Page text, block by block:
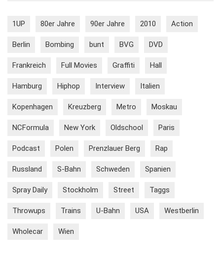
1UP 80er Jahre 90er Jahre 2010 Action
Berlin Bombing bunt BVG DVD
Frankreich Full Movies Graffiti Hall
Hamburg Hiphop Interview Italien
Kopenhagen Kreuzberg Metro Moskau
NCFormula New York Oldschool Paris
Podcast Polen Prenzlauer Berg Rap
Russland S-Bahn Schweden Spanien
Spray Daily Stockholm Street Taggs
Throwups Trains U-Bahn USA Westberlin
Wholecar Wien